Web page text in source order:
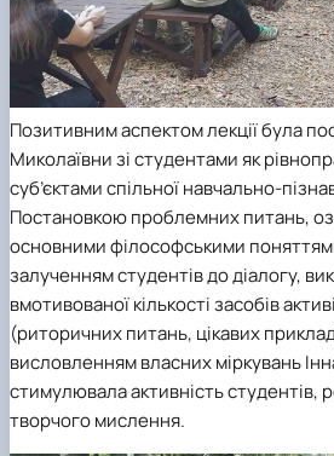
Позитивним аспектом лекції була
Миколаївни зі студентами як
суб’єктами спільної навчально-
Постановкою проблемних питань,
основними філософськими
залученням студентів до діалогу,
вмотивованої кількості засобів
(риторичних питань, цікавих
висловленням власних міркувань
стимулювала активність студентів,
творчого мислення.